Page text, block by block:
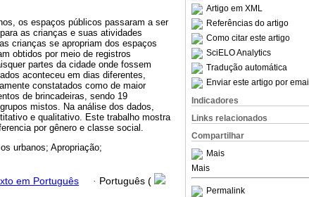
Artigo em XML
Referências do artigo
Como citar este artigo
SciELO Analytics
Tradução automática
Enviar este artigo por email
Indicadores
Links relacionados
Compartilhar
Mais
Mais
Permalink
os espaços públicos passaram a ser
as crianças e suas atividades
crianças se apropriam dos espaços
obtidos por meio de registros
partes da cidade onde fossem
aconteceu em dias diferentes,
constatados como de maior
de brincadeiras, sendo 19
mistos. Na análise dos dados,
e qualitativo. Este trabalho mostra
por gênero e classe social.
urbanos; Apropriação;
em Português · Português (